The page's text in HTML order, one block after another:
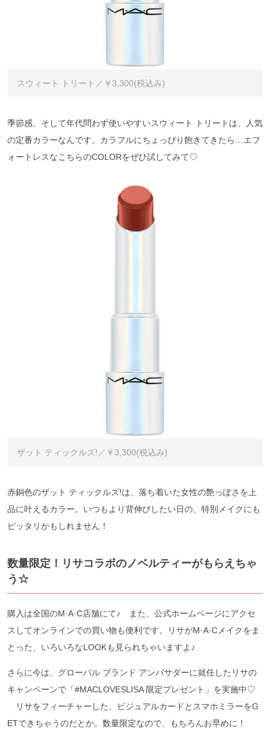
スウィート トリート／￥3,300(税込み)
季節感、そして年代問わず使いやすいスウィート トリートは、人気
の定番カラーなんです。カラフルにちょっぴり飽きてきたら…エフ
ォートレスなこちらのCOLORをぜひ試してみて♡
ザット ティックルズ!／￥3,300(税込み)
赤銅色のザット ティックルズ!は、落ち着いた女性の艶っぽさを上
品に叶えるカラー。いつもより背伸びしたい日の、特別メイクにも
ピッタリかもしれません！
数量限定！リサコラボのノベルティーがもらえちゃ
う☆
購入は全国のM·A·C店舗にて♪ また、公式ホームページにアクセ
スしてオンラインでの買い物も便利です。リサがM·A·Cメイクをま
とった、いろいろなLOOKも見られちゃいますよ♪
さらに今は、グローバル ブランド アンバサダーに就任したリサの
キャンペーンで「#MACLOVESLISA 限定プレゼント」を実施中♡
リサをフィーチャーした、ビジュアルカードとスマホミラーをG
ETできちゃうのだとか。数量限定なので、もちろんお早めに！